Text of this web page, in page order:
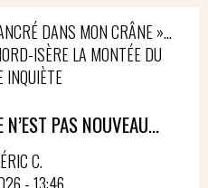
DANS MON CRÂNE »…
ISÈRE LA MONTÉE DU
INQUIÈTE
PAS NOUVEAU...
C.
- 13:46